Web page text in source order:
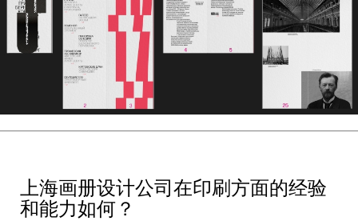
上海画册设计公司在印刷方面的经验
和能力如何？